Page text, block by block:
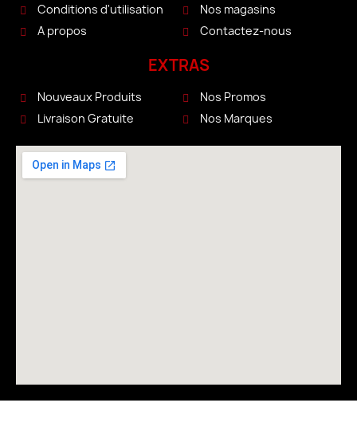
Conditions d'utilisation
A propos
Nos magasins
Contactez-nous
EXTRAS
Nouveaux Produits
Livraison Gratuite
Nos Promos
Nos Marques